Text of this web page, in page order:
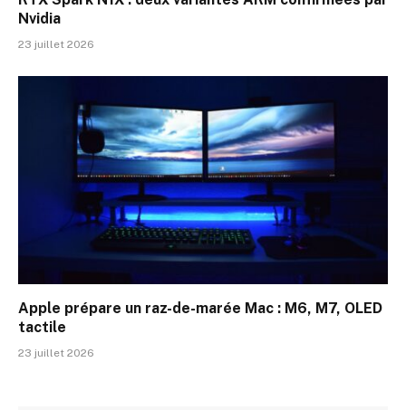
Nvidia
23 juillet 2026
Apple prépare un raz-de-marée Mac : M6, M7, OLED
tactile
23 juillet 2026